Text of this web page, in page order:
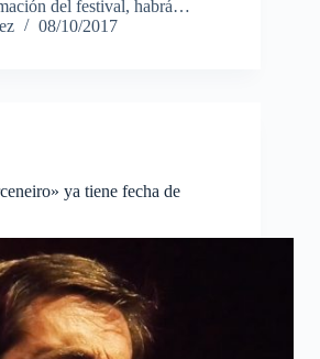
del festival, habrá…
08/10/2017
ya tiene fecha de